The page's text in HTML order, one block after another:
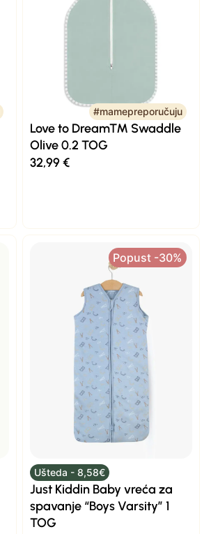
#mamepreporučuju
Love to Dream™ Swaddle
Olive 0.2 TOG
32,99€
Popust -30%
Ušteda - 8,58€
Just Kiddin Baby vreća za
spavanje “Boys Varsity” 1
TOG